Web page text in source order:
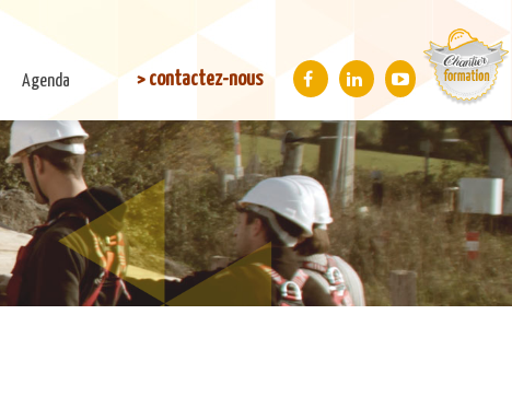
Agenda > contactez-nous